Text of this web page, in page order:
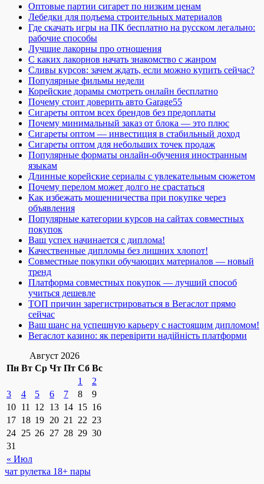
Оптовые партии сигарет по низким ценам
Лебедки для подъема строительных материалов
Где скачать игры на ПК бесплатно на русском легально:
рабочие способы
Лучшие лакорны про отношения
С каких лакорнов начать знакомство с жанром
Сливы курсов: зачем ждать, если можно купить сейчас?
Популярные фильмы недели
Корейские дорамы смотреть онлайн бесплатно
Почему стоит доверить авто Garage55
Сигареты оптом всех брендов без предоплаты
Почему минимальный заказ от блока — это плюс
Сигареты оптом — инвестиция в стабильный доход
Сигареты оптом для небольших точек продаж
Популярные форматы онлайн-обучения иностранным
языкам
Длинные корейские сериалы с увлекательным сюжетом
Почему перелом может долго не срастаться
Как избежать мошенничества при покупке через
объявления
Популярные категории курсов на сайтах совместных
покупок
Ваш успех начинается с диплома!
Качественные дипломы без лишних хлопот!
Совместные покупки обучающих материалов — новый
тренд
Платформа совместных покупок — лучший способ
учиться дешевле
ТОП причин зарегистрироваться в Вегаслот прямо
сейчас
Ваш шанс на успешную карьеру с настоящим дипломом!
Вегаслот казино: як перевірити надійність платформи
Август 2026
Пн Вт Ср Чт Пт Сб Вс
« Июл
1
2
3
4 5 6 7 8
9
10 11 12 13 14 15 16
17 18 19 20 21 22 23
24 25 26 27 28 29 30
31
чат рулетка 18+ пары